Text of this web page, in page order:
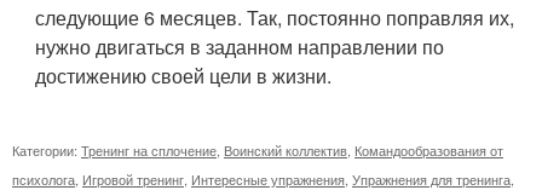
следующие 6 месяцев. Так, постоянно поправляя их,
нужно двигаться в заданном направлении по
достижению своей цели в жизни.
Категории: Тренинг на сплочение Воинский коллектив Командообразования от
психолога Игровой тренинг Интересные упражнения Упражнения для тренинга